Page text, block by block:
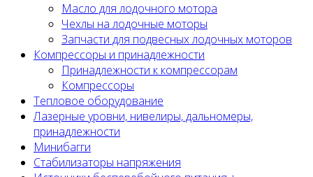
Масло для лодочного мотора
Чехлы на лодочные моторы
Запчасти для подвесных лодочных моторов
Компрессоры и принадлежности
Принадлежности к компрессорам
Компрессоры
Тепловое оборудование
Лазерные уровни, нивелиры, дальномеры,
принадлежности
Минибагги
Стабилизаторы напряжения